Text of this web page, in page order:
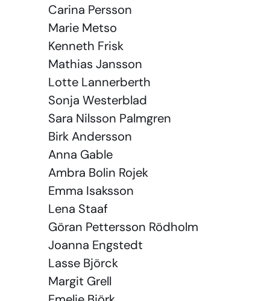
Carina Persson
Marie Metso
Kenneth Frisk
Mathias Jansson
Lotte Lannerberth
Sonja Westerblad
Sara Nilsson Palmgren
Birk Andersson
Anna Gable
Ambra Bolin Rojek
Emma Isaksson
Lena Staaf
Göran Pettersson Rödholm
Joanna Engstedt
Lasse Björck
Margit Grell